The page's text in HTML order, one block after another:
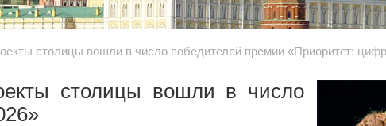
столицы вошли в число победителей премии «Приоритет:
столицы вошли в число